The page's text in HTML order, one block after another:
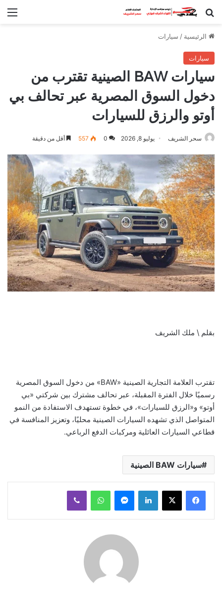
بحث عن
الرئيسية / سيارات
سيارات
سيارات BAW الصينية تقترب من
دخول السوق المصرية عبر تحالف بي
أوتو والرزق للسيارات
سحر الشريف يوليو 8, 2026 0
557 أقل من دقيقة
بقلم \ ملك الشريف
تقترب العلامة التجارية الصينية «BAW» من دخول السوق المصرية
رسميًا خلال الفترة المقبلة، عبر تحالف مشترك بين شركتي «بي
أوتو» و«الرزق للسيارات»، في خطوة تستهدف الاستفادة من النمو
المتواصل الذي تشهده السيارات الصينية محليًا، وتعزيز المنافسة في
قطاعي السيارات العائلية ومركبات الدفع الرباعي.
سيارات BAW الصينية
لينكدإن ماسنجر واتساب ڤايبر